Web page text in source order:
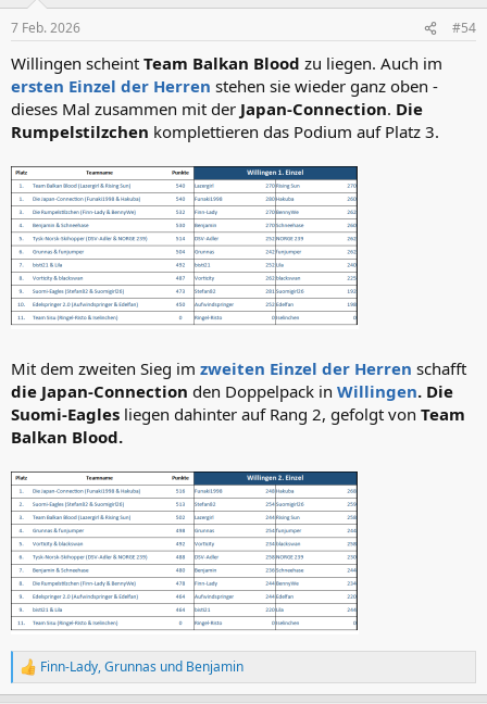
e
:
7 Feb. 2026 #54
Willingen scheint Team Balkan Blood zu liegen. Auch im
ersten Einzel der Herren stehen sie wieder ganz oben -
dieses Mal zusammen mit der Japan-Connection. Die
Rumpelstilzchen komplettieren das Podium auf Platz 3.
Mit dem zweiten Sieg im zweiten Einzel der Herren schafft
die Japan-Connection den Doppelpack in Willingen. Die
Suomi-Eagles liegen dahinter auf Rang 2, gefolgt von Team
Balkan Blood.
R
e
Finn-Lady,Grunnas und Benjamin